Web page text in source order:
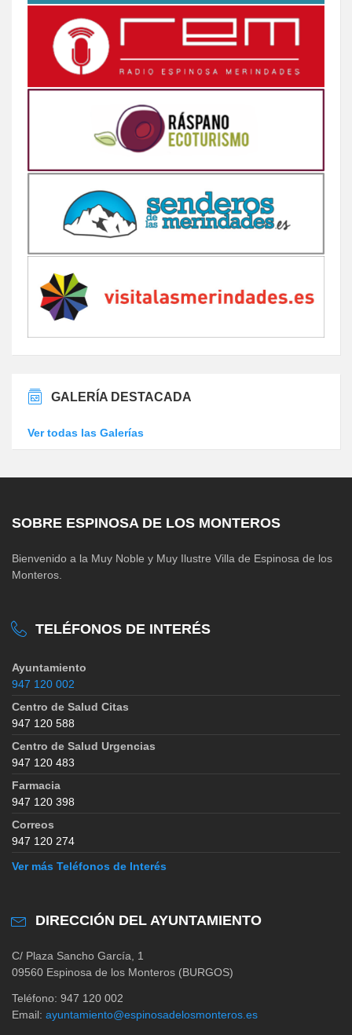
GALERÍA DESTACADA
Ver todas las Galerías
SOBRE ESPINOSA DE LOS MONTEROS
Bienvenido a la Muy Noble y Muy Ilustre Villa de Espinosa de los
Monteros.
TELÉFONOS DE INTERÉS
Ayuntamiento
947 120 002
Centro de Salud Citas
947 120 588
Centro de Salud Urgencias
947 120 483
Farmacia
947 120 398
Correos
947 120 274
Ver más Teléfonos de Interés
DIRECCIÓN DEL AYUNTAMIENTO
C/ Plaza Sancho García, 1
09560 Espinosa de los Monteros (BURGOS)
Teléfono: 947 120 002
Email: ayuntamiento@espinosadelosmonteros.es